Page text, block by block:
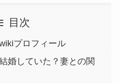
目次
プロフィール
婚していた？妻との関